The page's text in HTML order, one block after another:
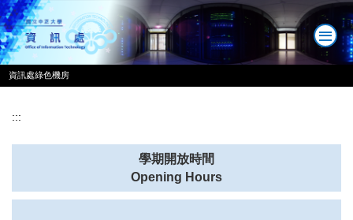
跳
到
主
要
內
資訊處綠色機房
:::
學期開放時間
Opening Hours